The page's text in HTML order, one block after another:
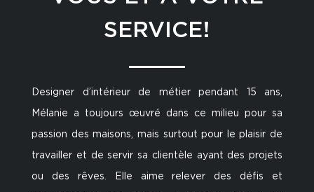
SERVICE!
Designer d’intérieur de métier pendant 15 ans,
Mélanie a toujours œuvré dans ce milieu pour sa
passion des maisons, mais surtout pour le plaisir de
travailler et de servir sa clientèle ayant des projets
ou des rêves. Elle aime relever des défis et